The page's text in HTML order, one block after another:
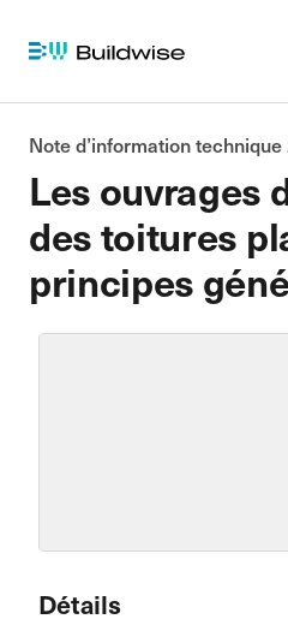
Les ouvrages
des toitures
principes
Note d’information technique
Détails